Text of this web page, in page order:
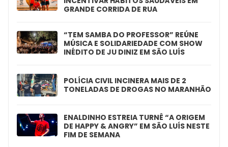
GRANDE CORRIDA DE RUA
“TEM SAMBA DO PROFESSOR” REÚNE
MÚSICA E SOLIDARIEDADE COM SHOW
INÉDITO DE JU DINIZ EM SÃO LUÍS
POLÍCIA CIVIL INCINERA MAIS DE 2
TONELADAS DE DROGAS NO MARANHÃO
ENALDINHO ESTREIA TURNÊ “A ORIGEM
DE HAPPY & ANGRY” EM SÃO LUÍS NESTE
FIM DE SEMANA